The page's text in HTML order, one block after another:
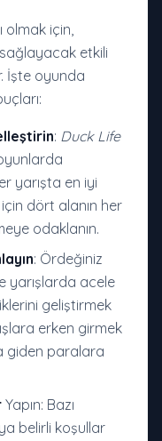
olmak için,
etkili
İşte oyunda
: Duck Life
yarışta en iyi
dört alanın her
odaklanın.
: Ördeğiniz
yarışlarda acele
geliştirmek
erken girmek
giden paralara
Yapın: Bazı
belirli koşullar